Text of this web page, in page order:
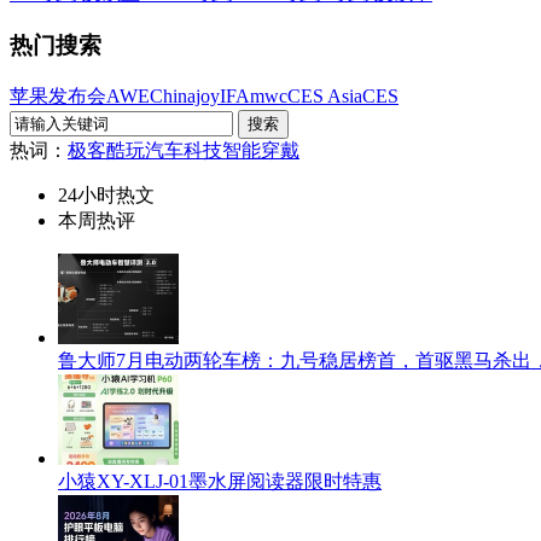
热门搜索
苹果发布会AWEChinajoyIFAmwcCES AsiaCES
热词： 极客酷玩汽车科技智能穿戴
24小时热文
本周热评
鲁大师7月电动两轮车榜：九号稳居榜首，首驱黑马杀出
小猿XY-XLJ-01墨水屏阅读器限时特惠